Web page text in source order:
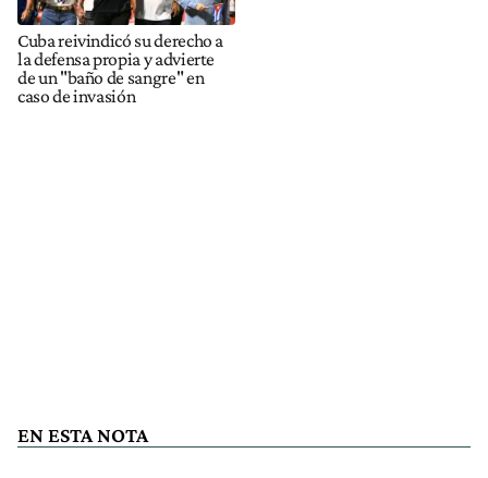
Cuba reivindicó su derecho a
la defensa propia y advierte
de un "baño de sangre" en
caso de invasión
EN ESTA NOTA